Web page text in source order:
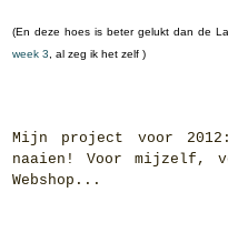
(En deze hoes is beter gelukt dan de
week 3 , al zeg ik het zelf )
Mijn project voor
naaien! Voor mijzelf,
Webshop...